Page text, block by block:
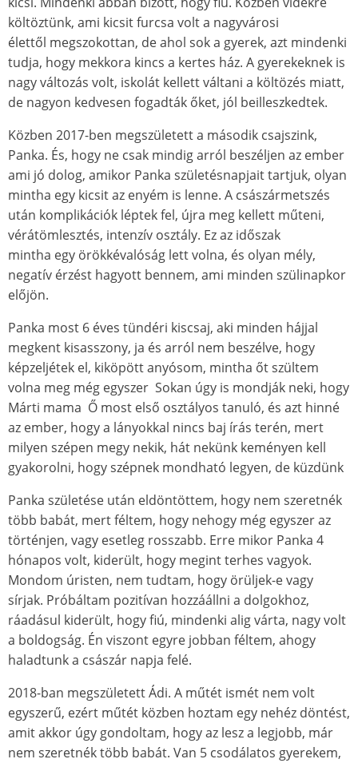
költöztünk, ami kicsit furcsa volt a nagyvárosi
élettől megszokottan, de ahol sok a gyerek, azt mindenki
tudja, hogy mekkora kincs a kertes ház. A gyerekeknek is
nagy változás volt, iskolát kellett váltani a költözés miatt,
de nagyon kedvesen fogadták őket, jól beilleszkedtek.
Közben 2017-ben megszületett a második csajszink,
Panka. És, hogy ne csak mindig arról beszéljen az ember
ami jó dolog, amikor Panka születésnapjait tartjuk, olyan
mintha egy kicsit az enyém is lenne. A császármetszés
után komplikációk léptek fel, újra meg kellett műteni,
vérátömlesztés, intenzív osztály. Ez az időszak
mintha egy örökkévalóság lett volna, és olyan mély,
negatív érzést hagyott bennem, ami minden szülinapkor
előjön.
Panka most 6 éves tündéri kiscsaj, aki minden hájjal
megkent kisasszony, ja és arról nem beszélve, hogy
képzeljétek el, kiköpött anyósom, mintha őt szültem
volna meg még egyszer Sokan úgy is mondják neki, hogy
Márti mama Ő most első osztályos tanuló, és azt hinné
az ember, hogy a lányokkal nincs baj írás terén, mert
milyen szépen megy nekik, hát nekünk keményen kell
gyakorolni, hogy szépnek mondható legyen, de küzdünk
Panka születése után eldöntöttem, hogy nem szeretnék
több babát, mert féltem, hogy nehogy még egyszer az
történjen, vagy esetleg rosszabb. Erre mikor Panka 4
hónapos volt, kiderült, hogy megint terhes vagyok.
Mondom úristen, nem tudtam, hogy örüljek-e vagy
sírjak. Próbáltam pozitívan hozzáállni a dolgokhoz,
ráadásul kiderült, hogy fiú, mindenki alig várta, nagy volt
a boldogság. Én viszont egyre jobban féltem, ahogy
haladtunk a császár napja felé.
2018-ban megszületett Ádi. A műtét ismét nem volt
egyszerű, ezért műtét közben hoztam egy nehéz döntést,
amit akkor úgy gondoltam, hogy az lesz a legjobb, már
nem szeretnék több babát. Van 5 csodálatos gyerekem,